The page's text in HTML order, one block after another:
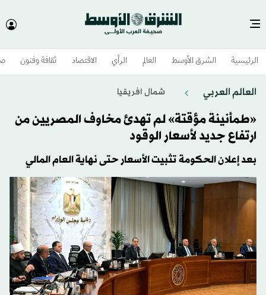
الرئيسية الشرق الأوسط​ العالم الرأي الاقتصاد ثقافة وفنون
العالم العربي شمال افريقيا
«طمأنينة مؤقتة» لم تهدئ مخاوف المصريين من
ارتفاع جديد لأسعار الوقود
بعد إعلان الحكومة تثبيت الأسعار حتى نهاية العام المالي